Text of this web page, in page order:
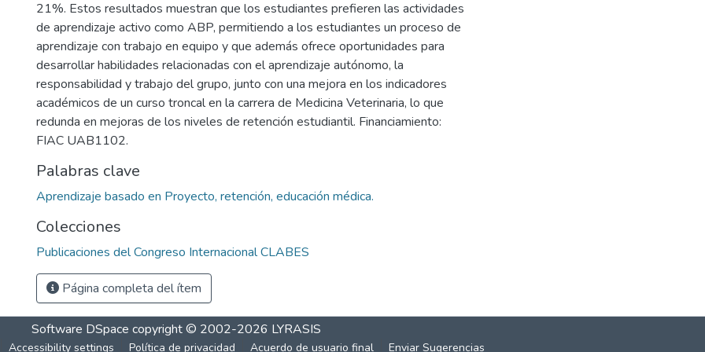
21%. Estos resultados muestran que los estudiantes prefieren las actividades
de aprendizaje activo como ABP, permitiendo a los estudiantes un proceso de
aprendizaje con trabajo en equipo y que además ofrece oportunidades para
desarrollar habilidades relacionadas con el aprendizaje autónomo, la
responsabilidad y trabajo del grupo, junto con una mejora en los indicadores
académicos de un curso troncal en la carrera de Medicina Veterinaria, lo que
redunda en mejoras de los niveles de retención estudiantil. Financiamiento:
FIAC UAB1102.
Palabras clave
Aprendizaje basado en Proyecto, retención, educación médica.
Colecciones
Publicaciones del Congreso Internacional CLABES
Página completa del ítem
Software DSpace copyright © 2002-2026 LYRASIS
Accessibility settings Política de privacidad Acuerdo de usuario final Enviar Sugerencias